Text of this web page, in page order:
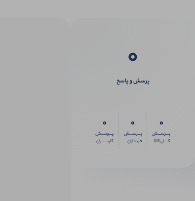
0
پرسش و پاسخ
0
پـــرســـش
کــــل کالا
0
پـــرســـش
خریداران
0
پـــرســـش
کاربـــــران